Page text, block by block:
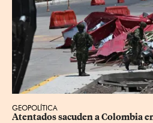
GEOPOLÍTICA
Atentados sacuden a Colombia